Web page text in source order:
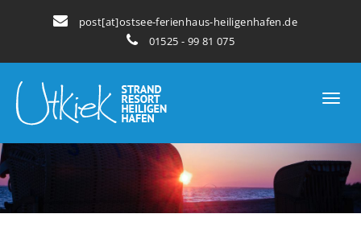
post[at]ostsee-ferienhaus-heiligenhafen.de
01525 - 99 81 075